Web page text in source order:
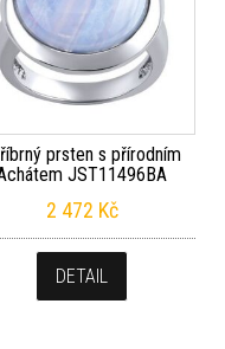
prsten s přírodním
JST11496BA
2 472 Kč
DETAIL